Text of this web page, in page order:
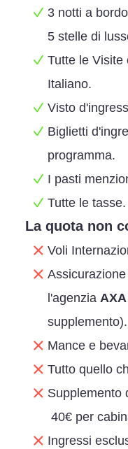
3 notti a
5 stelle di
Tutte le Visite
Italiano.
Visto
Biglietti
programma.
I pasti
Tutte le tasse.
La quota non
Voli
l'agenzia AXA
supplemento).
Mance e
Tutto quello
Supplemento
40€ per
Ingressi